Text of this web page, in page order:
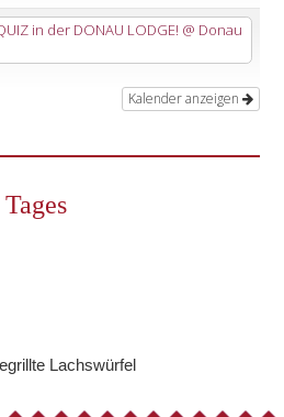
in der DONAU LODGE! @ Donau
Kalender anzeigen
Lachswürfel